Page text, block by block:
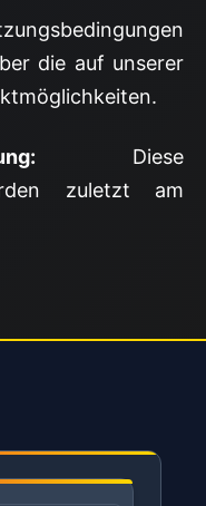
die auf unserer
Diese
zuletzt am